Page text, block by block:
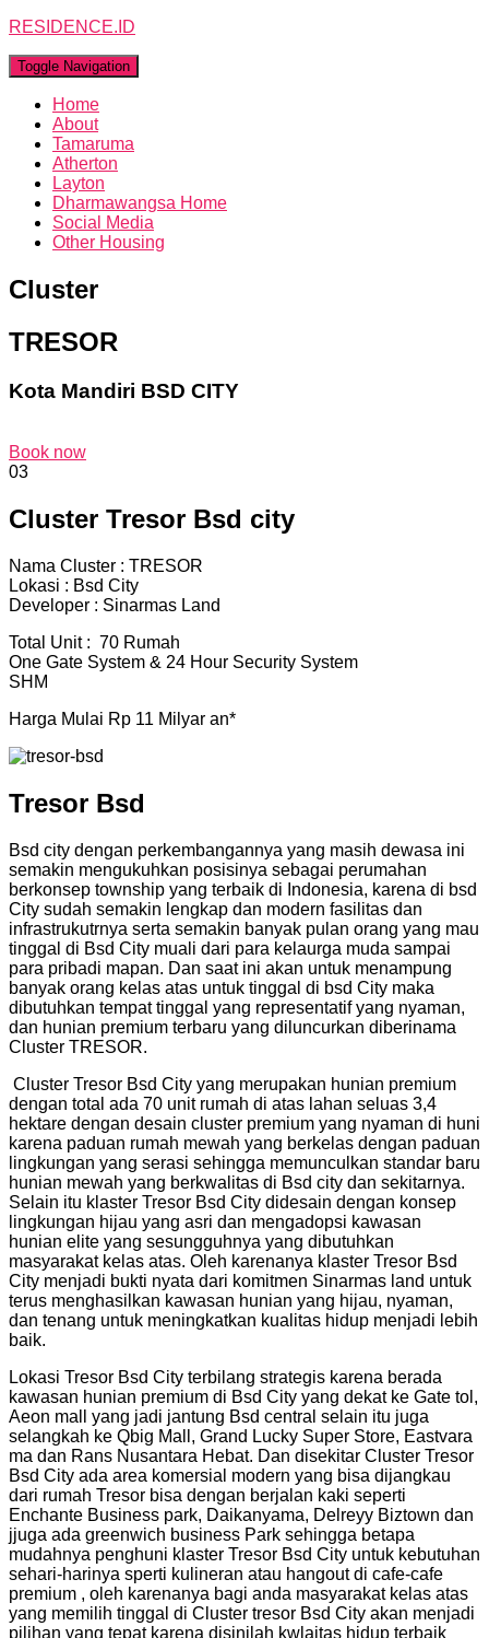
RESIDENCE.ID
Toggle Navigation
Home
About
Tamaruma
Atherton
Layton
Dharmawangsa Home
Social Media
Other Housing
Cluster
TRESOR
Kota Mandiri BSD CITY
Book now
03
Cluster Tresor Bsd city
Nama Cluster : TRESOR
Lokasi : Bsd City
Developer : Sinarmas Land
Total Unit : 70 Rumah
One Gate System & 24 Hour Security System
SHM
Harga Mulai Rp 11 Milyar an*
Tresor Bsd
Bsd city dengan perkembangannya yang masih dewasa ini
semakin mengukuhkan posisinya sebagai perumahan
berkonsep township yang terbaik di Indonesia, karena di bsd
City sudah semakin lengkap dan modern fasilitas dan
infrastrukutrnya serta semakin banyak pulan orang yang mau
tinggal di Bsd City muali dari para kelaurga muda sampai
para pribadi mapan. Dan saat ini akan untuk menampung
banyak orang kelas atas untuk tinggal di bsd City maka
dibutuhkan tempat tinggal yang representatif yang nyaman,
dan hunian premium terbaru yang diluncurkan diberinama
Cluster TRESOR.
Cluster Tresor Bsd City yang merupakan hunian premium
dengan total ada 70 unit rumah di atas lahan seluas 3,4
hektare dengan desain cluster premium yang nyaman di huni
karena paduan rumah mewah yang berkelas dengan paduan
lingkungan yang serasi sehingga memunculkan standar baru
hunian mewah yang berkwalitas di Bsd city dan sekitarnya.
Selain itu klaster Tresor Bsd City didesain dengan konsep
lingkungan hijau yang asri dan mengadopsi kawasan
hunian elite yang sesungguhnya yang dibutuhkan
masyarakat kelas atas. Oleh karenanya klaster Tresor Bsd
City menjadi bukti nyata dari komitmen Sinarmas land untuk
terus menghasilkan kawasan hunian yang hijau, nyaman,
dan tenang untuk meningkatkan kualitas hidup menjadi lebih
baik.
Lokasi Tresor Bsd City terbilang strategis karena berada
kawasan hunian premium di Bsd City yang dekat ke Gate tol,
Aeon mall yang jadi jantung Bsd central selain itu juga
selangkah ke Qbig Mall, Grand Lucky Super Store, Eastvara
ma dan Rans Nusantara Hebat. Dan disekitar Cluster Tresor
Bsd City ada area komersial modern yang bisa dijangkau
dari rumah Tresor bisa dengan berjalan kaki seperti
Enchante Business park, Daikanyama, Delreyy Biztown dan
jjuga ada greenwich business Park sehingga betapa
mudahnya penghuni klaster Tresor Bsd City untuk kebutuhan
sehari-harinya sperti kulineran atau hangout di cafe-cafe
premium , oleh karenanya bagi anda masyarakat kelas atas
yang memilih tinggal di Cluster tresor Bsd City akan menjadi
pilihan yang tepat karena disinilah kwlaitas hidup terbaik